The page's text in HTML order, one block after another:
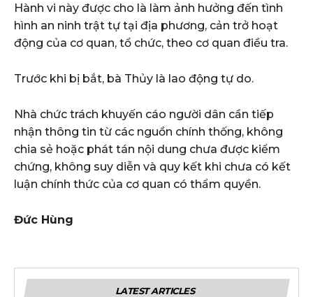
Hành vi này được cho là làm ảnh hưởng đến tình
hình an ninh trật tự tại địa phương, cản trở hoạt
động của cơ quan, tổ chức, theo cơ quan điều tra.
Trước khi bị bắt, bà Thủy là lao động tự do.
Nhà chức trách khuyến cáo người dân cần tiếp
nhận thông tin từ các nguồn chính thống, không
chia sẻ hoặc phát tán nội dung chưa được kiểm
chứng, không suy diễn và quy kết khi chưa có kết
luận chính thức của cơ quan có thẩm quyền.
Đức Hùng
LATEST ARTICLES